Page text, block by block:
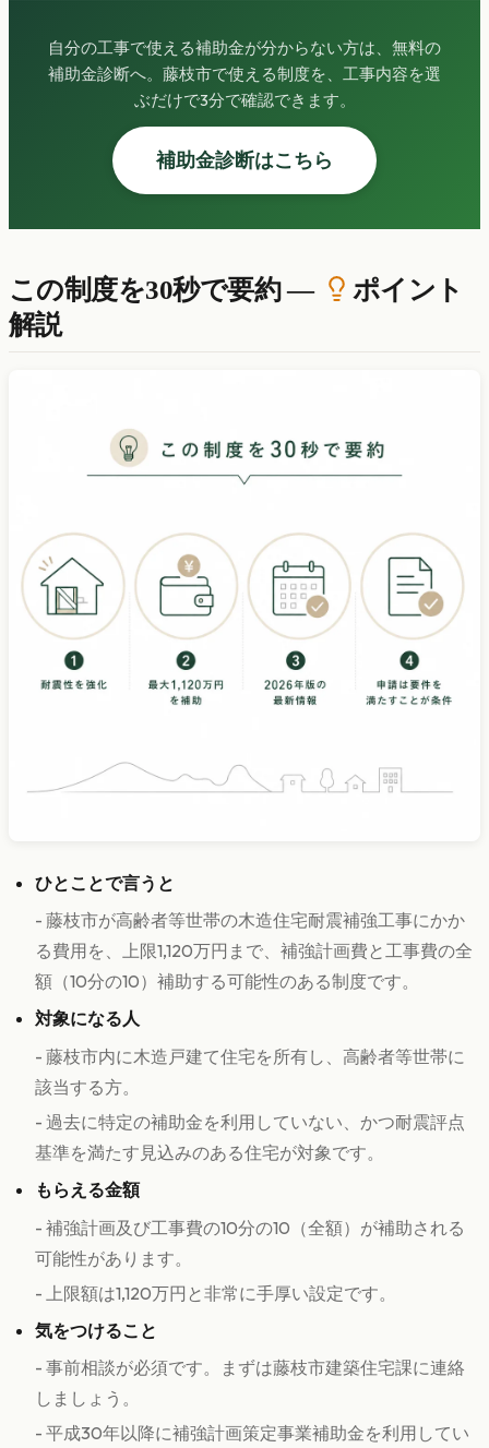
自分の工事で使える補助金が分からない方は、無料の
補助金診断へ。藤枝市で使える制度を、工事内容を選
ぶだけで3分で確認できます。
補助金診断はこちら
この制度を30秒で要約 —
ポイント
解説
ひとことで言うと
- 藤枝市が高齢者等世帯の木造住宅耐震補強工事にかか
る費用を、上限1,120万円まで、補強計画費と工事費の全
額（10分の10）補助する可能性のある制度です。
対象になる人
- 藤枝市内に木造戸建て住宅を所有し、高齢者等世帯に
該当する方。
- 過去に特定の補助金を利用していない、かつ耐震評点
基準を満たす見込みのある住宅が対象です。
もらえる金額
- 補強計画及び工事費の10分の10（全額）が補助される
可能性があります。
- 上限額は1,120万円と非常に手厚い設定です。
気をつけること
- 事前相談が必須です。まずは藤枝市建築住宅課に連絡
しましょう。
- 平成30年以降に補強計画策定事業補助金を利用してい